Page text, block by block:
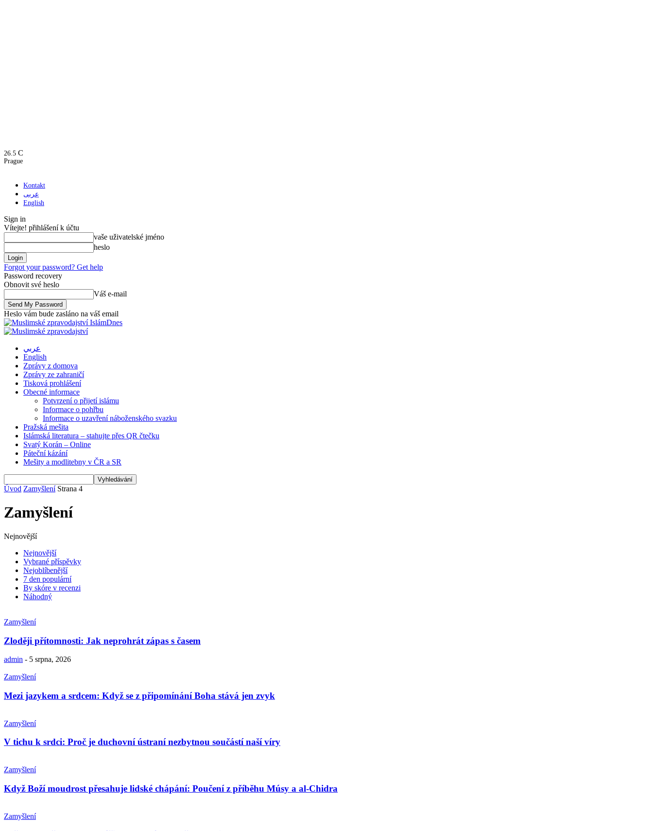
26.5 C
Prague
Kontakt
عربى
English
Sign in
Vítejte! přihlášení k účtu
vaše uživatelské jméno
heslo
Forgot your password? Get help
Password recovery
Obnovit své heslo
Váš e-mail
Heslo vám bude zasláno na váš email
IslámDnes
عربي
English
Zprávy z domova
Zprávy ze zahraničí
Tisková prohlášení
Obecné informace
Potvrzení o přijetí islámu
Informace o pohřbu
Informace o uzavření náboženského svazku
Pražská mešita
Islámská literatura – stahujte přes QR čtečku
Svatý Korán – Online
Páteční kázání
Mešity a modlitebny v ČR a SR
Úvod Zamyšlení Strana 4
Zamyšlení
Nejnovější
Nejnovější
Vybrané příspěvky
Nejoblíbenější
7 den populární
By skóre v recenzi
Náhodný
Zamyšlení
Zloději přítomnosti: Jak neprohrát zápas s časem
admin - 5 srpna, 2026
Zamyšlení
Mezi jazykem a srdcem: Když se z připomínání Boha stává jen zvyk
Zamyšlení
V tichu k srdci: Proč je duchovní ústraní nezbytnou součástí naší víry
Zamyšlení
Když Boží moudrost přesahuje lidské chápání: Poučení z příběhu Músy a al-Chidra
Zamyšlení